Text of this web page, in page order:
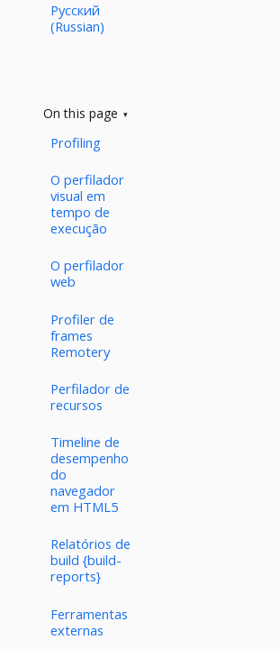
Русский
(Russian)
On this page
Profiling
O perfilador
visual em
tempo de
execução
O perfilador
web
Profiler de
frames
Remotery
Perfilador de
recursos
Timeline de
desempenho
do
navegador
em HTML5
Relatórios de
build {build-
reports}
Ferramentas
externas